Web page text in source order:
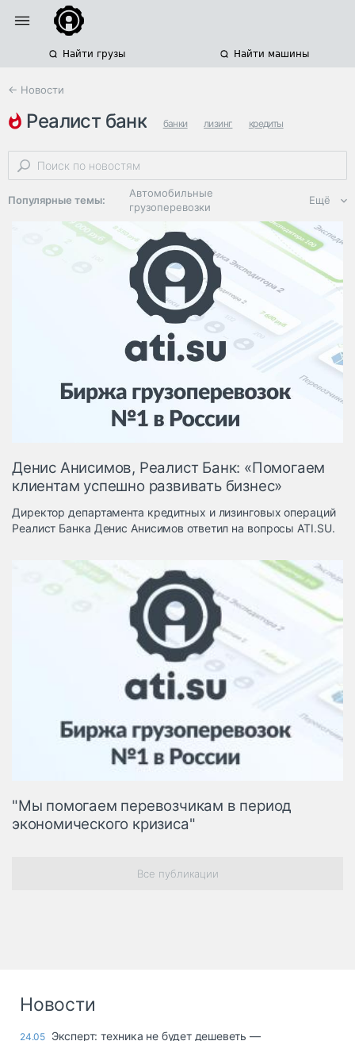
Найти грузы Найти машины
← Новости
реалист банк банки лизинг кредиты
Популярные темы:
Автомобильные
грузоперевозки
Региональная
логистика
ЭДО, ИТ в
логистике
Дороги,
инфраструктура
Логистика, грузы
Негабаритные и
опасные грузы
Безопасность и
Таможня и ВЭД
грузовые
терминалы
Спецтехника
Автосервис,
запчасти, шины
Топливо, масла и
автохимия
Дзен
Ещё
Денис Анисимов, Реалист Банк: «Помогаем
клиентам успешно развивать бизнес»
Директор департамента кредитных и лизинговых операций
Реалист Банка Денис Анисимов ответил на вопросы ATI.SU.
"Мы помогаем перевозчикам в период
экономического кризиса"
Все публикации
Новости
24.05 Эксперт: техника не будет дешеветь —